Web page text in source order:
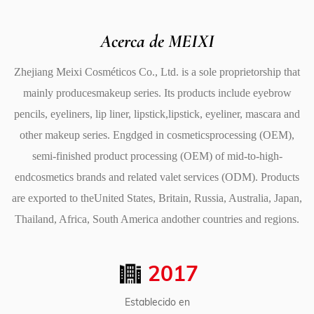
que tus labios luzcan frescos y sutilmente teñidos.
un toque de humedad y crear un efecto más completo y
voluminoso.
3. Embalaje elegante y práctico
El bálsamo viene en un lindo y compacto frasco,
diseñado para facilitar su transporte. El empaque
exprimir la cantidad justa de producto para su
aplicación.
Para una aplicación óptima, puedes utilizar los dedos o
Acerca de MEIXI
Zhejiang Meixi Cosméticos Co., Ltd. is a sole proprietorship that
mainly producesmakeup series. Its products include eyebrow
pencils, eyeliners, lip liner, lipstick,lipstick, eyeliner, mascara and
other makeup series. Engdged in cosmeticsprocessing (OEM),
semi-finished product processing (OEM) of mid-to-high-
endcosmetics brands and related valet services (ODM). Products
are exported to theUnited States, Britain, Russia, Australia, Japan,
Thailand, Africa, South America andother countries and regions.
2017
Establecido en